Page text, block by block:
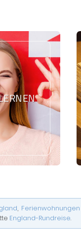
,
England-Rundreise.